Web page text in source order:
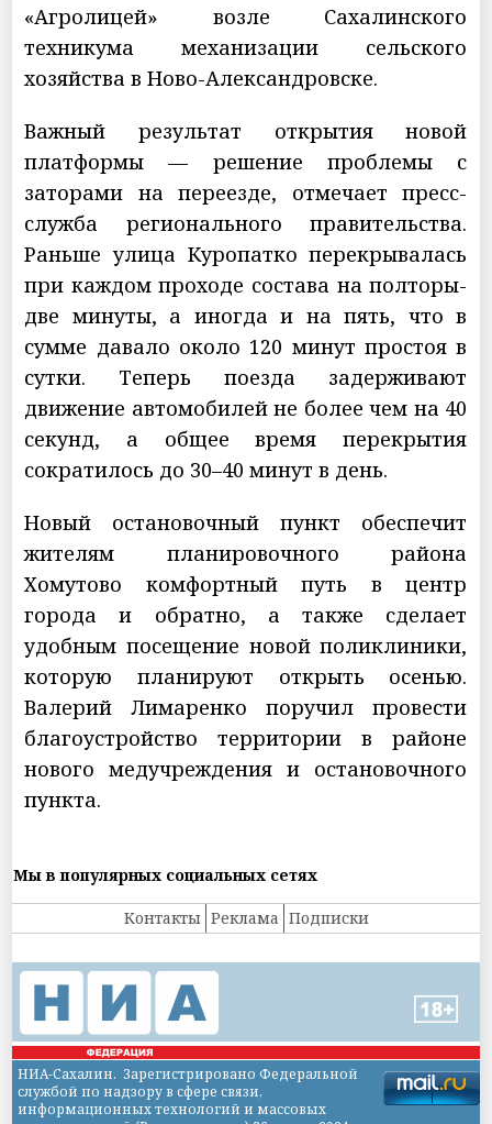
«Агролицей» возле Сахалинского
техникума механизации сельского
хозяйства в Ново-Александровске.
Важный результат открытия новой
платформы — решение проблемы с
заторами на переезде, отмечает пресс-
служба регионального правительства.
Раньше улица Куропатко перекрывалась
при каждом проходе состава на полторы-
две минуты, а иногда и на пять, что в
сумме давало около 120 минут простоя в
сутки. Теперь поезда задерживают
движение автомобилей не более чем на 40
секунд, а общее время перекрытия
сократилось до 30–40 минут в день.
Новый остановочный пункт обеспечит
жителям планировочного района
Хомутово комфортный путь в центр
города и обратно, а также сделает
удобным посещение новой поликлиники,
которую планируют открыть осенью.
Валерий Лимаренко поручил провести
благоустройство территории в районе
нового медучреждения и остановочного
пункта.
Мы в популярных социальных сетях
Контакты Реклама Подписки
НИА-Сахалин. Зарегистрировано Федеральной
службой по надзору в сфере связи,
информационных технологий и массовых